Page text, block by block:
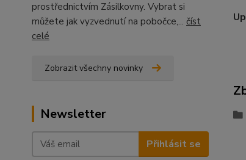
prostřednictvím Zásilkovny. Vybrat si
můžete jak vyzvednutí na pobočce,... číst
celé
Zobrazit všechny novinky
Newsletter
Přihlásit se